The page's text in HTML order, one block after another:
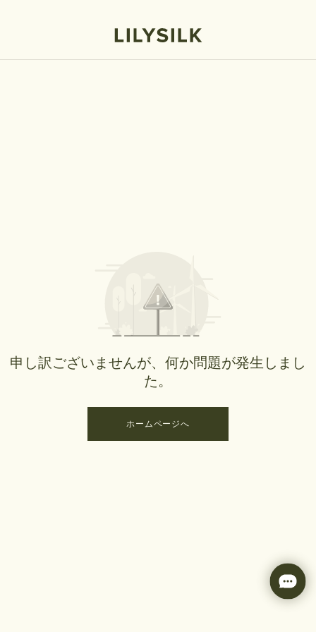
申し訳ございませんが、何か問題が発生しまし
た。
ホームページへ